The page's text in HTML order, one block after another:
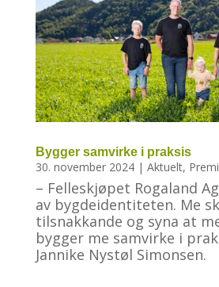
Bygger samvirke i praksis
30. november 2024| Aktuelt,
– Felleskjøpet Rogaland
av bygdeidentiteten. Me
tilsnakkande og syna at
bygger me samvirke i
Jannike Nystøl Simonsen.